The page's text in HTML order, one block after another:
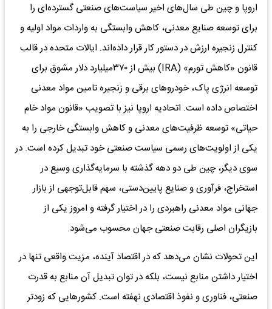
اروپا و چین طی سال‌های اخیر سیاست‌های صنعتی گسترده‌ای را
برای توسعه صنایع معدنی، کاهش وابستگی به واردات مواد اولیه و
کنترل زنجیره ارزش در دستور کار قرار داده‌اند. ایالات متحده در قالب
قانون «کاهش تورم» (IRA) بیش از ۳۷۰‌میلیارد دلار مشوق برای
توسعه انرژی پاک، خودروهای برقی و زنجیره تامین مواد معدنی
اختصاص داده است. اتحادیه اروپا نیز با تصویب «قانون مواد خام
حیاتی» توسعه ظرفیت‌های معدنی و کاهش وابستگی خارجی را به
یکی از اولویت‌های رسمی سیاست صنعتی خود تبدیل کرده است. در
سوی دیگر، چین طی دو دهه گذشته با سرمایه‌گذاری وسیع در
استخراج، فرآوری و صنایع پایین‌دستی، سهم قابل‌توجهی از بازار
جهانی مواد معدنی راهبردی را در اختیار گرفته و امروز یکی از
بازیگران اصلی رقابت صنعتی جهان محسوب می‌شود.
این تحولات نشان می‌دهد که در اقتصاد آینده، مزیت واقعی تنها در
اختیار داشتن منابع نیست، بلکه در توان تبدیل آن منابع به قدرت
صنعتی، فناوری و نفوذ اقتصادی نهفته است. کشورهایی که زودتر